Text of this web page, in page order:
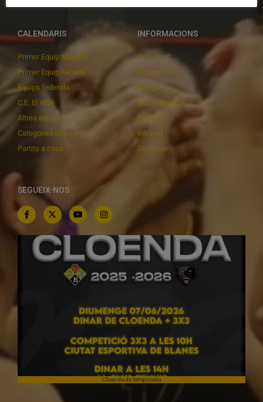
CALENDARIS
Primer Equip Masculí
Primer Equip Femení
Equips federats
C.E. El Vilar
Altres equips
Categories inferiors
Partits a casa
INFORMACIONS
Actualitat
Inscripcions
Botiga
Documentació
Playoff
Intranet
Contacte
SEGUEIX-NOS
Cloenda de temporada